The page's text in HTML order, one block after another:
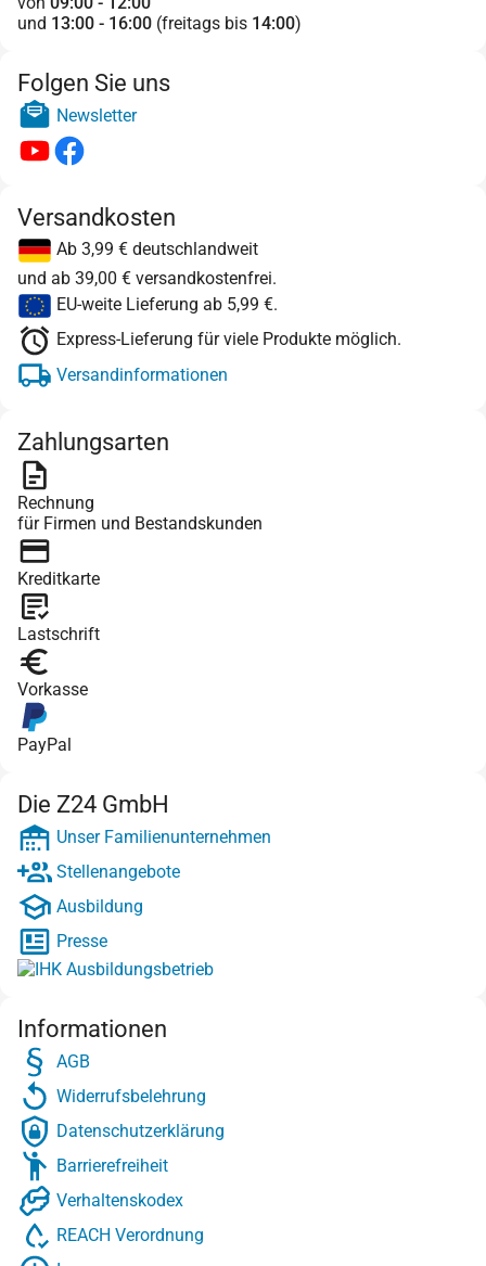
und 13:00 - 16:00 (freitags bis 14:00)
Folgen Sie uns
Newsletter
Versandkosten
Ab 3,99 € deutschlandweit
und ab 39,00 € versandkostenfrei.
EU-weite Lieferung ab 5,99 €.
Express-Lieferung für viele Produkte möglich.
Versandinformationen
Zahlungsarten
Rechnung
für Firmen und Bestandskunden
Kreditkarte
Lastschrift
Vorkasse
PayPal
Die Z24 GmbH
Unser Familienunternehmen
Stellenangebote
Ausbildung
Presse
Informationen
AGB
Widerrufsbelehrung
Datenschutzerklärung
Barrierefreiheit
Verhaltenskodex
REACH Verordnung